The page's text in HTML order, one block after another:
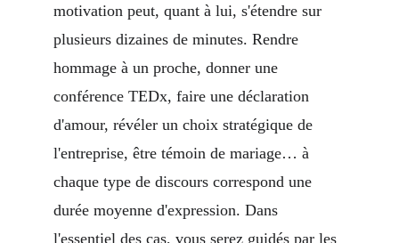
motivation peut, quant à lui, s'étendre sur
plusieurs dizaines de minutes. Rendre
hommage à un proche, donner une
conférence TEDx, faire une déclaration
d'amour, révéler un choix stratégique de
l'entreprise, être témoin de mariage… à
chaque type de discours correspond une
durée moyenne d'expression. Dans
l'essentiel des cas, vous serez guidés par les